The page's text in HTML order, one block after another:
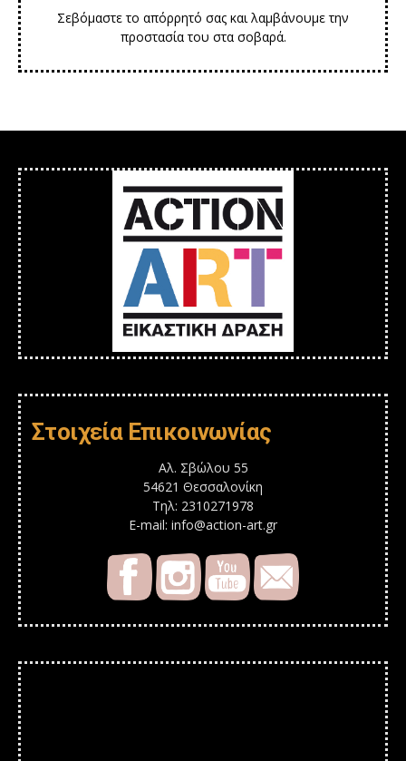
Σεβόμαστε το απόρρητό σας και λαμβάνουμε την
προστασία του στα σοβαρά.
Στοιχεία Επικοινωνίας
Αλ. Σβώλου 55
54621 Θεσσαλονίκη
Τηλ: 2310271978
E-mail: info@action-art.gr